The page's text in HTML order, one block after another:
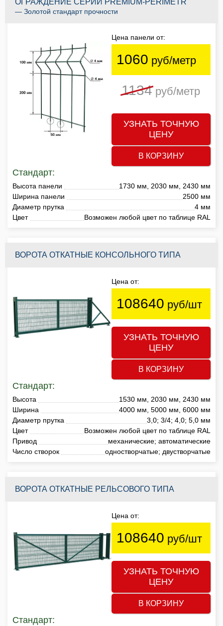
ОГРАЖДЕНИЕ СЕРИИ PREMIUM-PERIMETR
— Золотой стандарт прочности
Цена панели от:
1060 руб/метр
1134руб/метр
УЗНАТЬ ТОЧНУЮ
ЦЕНУ
В КОРЗИНУ
Стандарт:
Высота панели
1730 мм, 2030 мм, 2430 мм
Ширина панели
2500 мм
Диаметр прутка
4 мм
Цвет
Возможен любой цвет по таблице RAL
ВОРОТА ОТКАТНЫЕ КОНСОЛЬНОГО ТИПА
Цена от:
108640 руб/шт
УЗНАТЬ ТОЧНУЮ
ЦЕНУ
В КОРЗИНУ
Стандарт:
Высота
1530 мм, 2030 мм, 2430 мм
Ширина
4000 мм, 5000 мм, 6000 мм
Диаметр прутка
3,0; 3/4; 4,0; 5,0 мм
Цвет
Возможен любой цвет по таблице RAL
Привод
механические; автоматические
Число створок
одностворчатые; двустворчатые
ВОРОТА ОТКАТНЫЕ РЕЛЬСОВОГО ТИПА
Цена от:
108640 руб/шт
УЗНАТЬ ТОЧНУЮ
ЦЕНУ
В КОРЗИНУ
Стандарт: